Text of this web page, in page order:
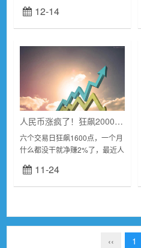
施，被北京市海淀区西北旺镇人
民政府罚款人民币1万元整。据
12-14
人民币涨疯了！狂飙2000点，换10万美元省2万，对A股影响有多大？
六个交易日狂飙1600点，一个月
什么都没干就净赚2%了，最近人
呆。要知道，在这轮反弹之前我
们可是刚刚经历了一轮贬值的，
11-24
‹‹ 1